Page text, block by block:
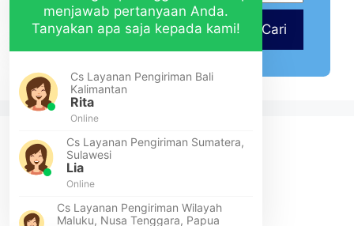
Cari
menjawab pertanyaan Anda.
Tanyakan apa saja kepada kami!
Cs Layanan Pengiriman Bali
Kalimantan
Rita
Online
Cs Layanan Pengiriman Sumatera,
Sulawesi
Lia
Online
Cs Layanan Pengiriman Wilayah
Maluku, Nusa Tenggara, Papua